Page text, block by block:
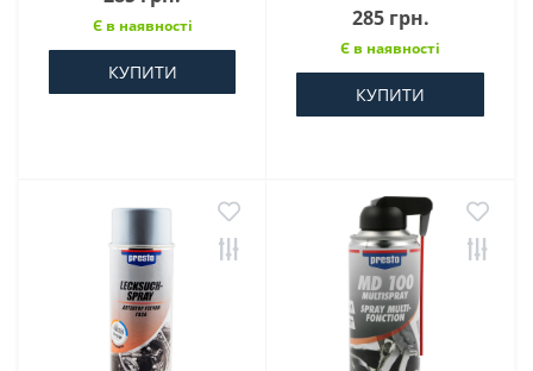
Є в наявності
КУПИТИ
285 грн.
Є в наявності
КУПИТИ